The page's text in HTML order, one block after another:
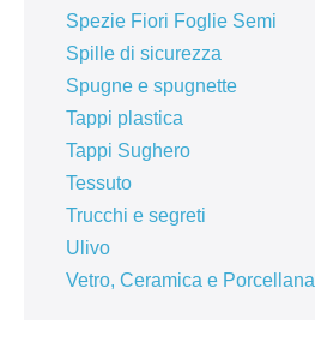
Spezie Fiori Foglie Semi
Spille di sicurezza
Spugne e spugnette
Tappi plastica
Tappi Sughero
Tessuto
Trucchi e segreti
Ulivo
Vetro, Ceramica e Porcellana